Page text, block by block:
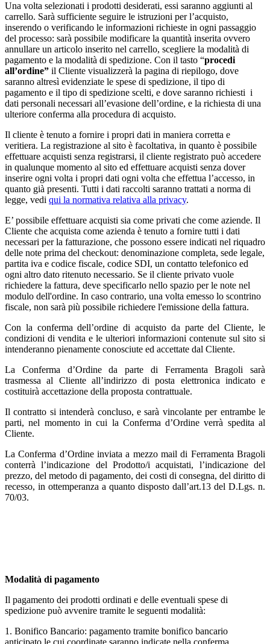
Una volta selezionati i prodotti desiderati, essi saranno aggiunti al
carrello. Sarà sufficiente seguire le istruzioni per l’acquisto,
inserendo o verificando le informazioni richieste in ogni passaggio
del processo: sarà possibile modificare la quantità inserita ovvero
annullare un articolo inserito nel carrello, scegliere la modalità di
pagamento e la modalità di spedizione. Con il tasto “procedi
all’ordine” il Cliente visualizzerà la pagina di riepilogo, dove
saranno altresì evidenziate le spese di spedizione, il tipo di
pagamento e il tipo di spedizione scelti, e dove saranno richiesti i
dati personali necessari all’evasione dell’ordine, e la richiesta di una
ulteriore conferma alla procedura di acquisto.
Il cliente è tenuto a fornire i propri dati in maniera corretta e
veritiera. La registrazione al sito è facoltativa, in quanto è possibile
effettuare acquisti senza registrarsi, il cliente registrato può accedere
in qualunque momento al sito ed effettuare acquisti senza dover
inserire ogni volta i propri dati ogni volta che effettua l’accesso, in
quanto già presenti. Tutti i dati raccolti saranno trattati a norma di
legge, vedi qui la normativa relativa alla privacy.
E’ possibile effettuare acquisti sia come privati che come aziende. Il
Cliente che acquista come azienda è tenuto a fornire tutti i dati
necessari per la fatturazione, che possono essere indicati nel riquadro
delle note prima del checkout: denominazione completa, sede legale,
partita iva e codice fiscale, codice SDI, un contatto telefonico ed
ogni altro dato ritenuto necessario. Se il cliente privato vuole
richiedere la fattura, deve specificarlo nello spazio per le note nel
modulo dell'ordine. In caso contrario, una volta emesso lo scontrino
fiscale, non sarà più possibile richiedere l'emissione della fattura.
Con la conferma dell’ordine di acquisto da parte del Cliente, le
condizioni di vendita e le ulteriori informazioni contenute sul sito si
intenderanno pienamente conosciute ed accettate dal Cliente.
La Conferma d’Ordine da parte di Ferramenta Bragoli sarà
trasmessa al Cliente all’indirizzo di posta elettronica indicato e
costituirà accettazione della proposta contrattuale.
Il contratto si intenderà concluso, e sarà vincolante per entrambe le
parti, nel momento in cui la Conferma d’Ordine verrà spedita al
Cliente.
La Conferma d’Ordine inviata a mezzo mail di Ferramenta Bragoli
conterrà l’indicazione del Prodotto/i acquistati, l’indicazione del
prezzo, del metodo di pagamento, dei costi di consegna, del diritto di
recesso, in ottemperanza a quanto disposto dall’art.13 del D.Lgs. n.
70/03.
Modalità di pagamento
Il pagamento dei prodotti ordinati e delle eventuali spese di
spedizione può avvenire tramite le seguenti modalità:
1. Bonifico Bancario: pagamento tramite bonifico bancario